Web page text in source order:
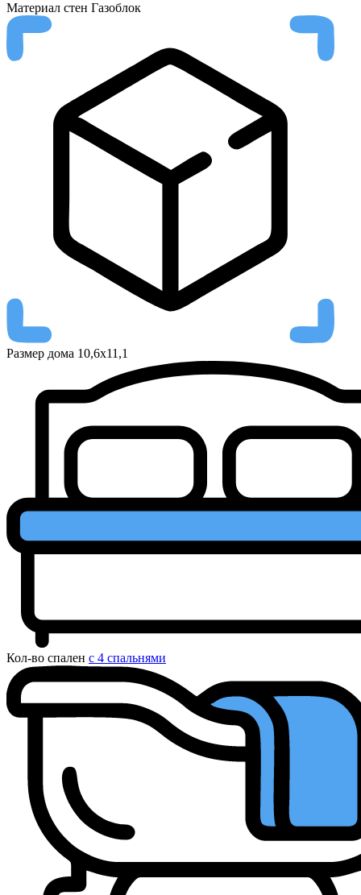
Материал стен Газоблок
Размер дома 10,6х11,1
Кол-во спален с 4 спальнями